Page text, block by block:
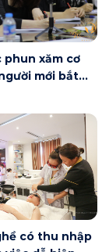
phun xăm cơ
mới bắt
có thu nhập